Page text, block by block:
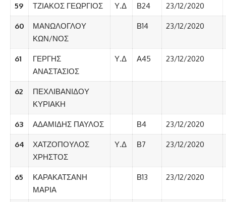
59 ΤΖΙΑΚΟΣ ΓΕΩΡΓΙΟΣ Υ.Δ Β24 23/12/2020
60
ΜΑΝΩΛΟΓΛΟΥ
ΚΩΝ/ΝΟΣ
Β14 23/12/2020
61
ΓΕΡΓΗΣ
ΑΝΑΣΤΑΣΙΟΣ
Υ.Δ Α45 23/12/2020
62
ΠΕΧΛΙΒΑΝΙΔΟΥ
ΚΥΡΙΑΚΗ
63 ΑΔΑΜΙΔΗΣ ΠΑΥΛΟΣ Β4 23/12/2020
64
ΧΑΤΖΟΠΟΥΛΟΣ
ΧΡΗΣΤΟΣ
Υ.Δ Β7 23/12/2020
65
ΚΑΡΑΚΑΤΣΑΝΗ
ΜΑΡΙΑ
Β13 23/12/2020